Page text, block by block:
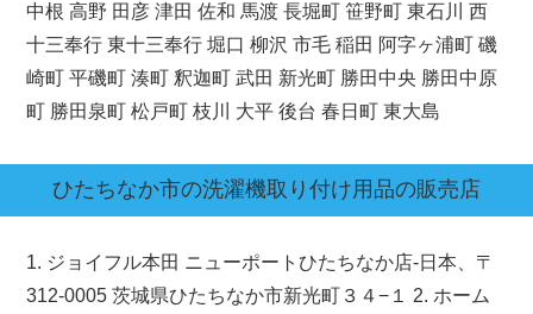
中根 高野 田彦 津田 佐和 馬渡 長堀町 笹野町 東石川 西
十三奉行 東十三奉行 堀口 柳沢 市毛 稲田 阿字ヶ浦町 磯
崎町 平磯町 湊町 釈迦町 武田 新光町 勝田中央 勝田中原
町 勝田泉町 松戸町 枝川 大平 後台 春日町 東大島
ひたちなか市の洗濯機取り付け用品の販売店
1. ジョイフル本田 ニューポートひたちなか店-日本、〒
312-0005 茨城県ひたちなか市新光町３４−１ 2. ホーム